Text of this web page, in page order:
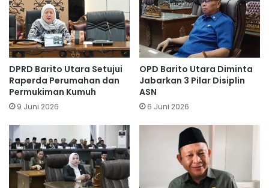
DPRD Barito Utara Setujui
Raperda Perumahan dan
Permukiman Kumuh
9 Juni 2026
OPD Barito Utara Diminta
Jabarkan 3 Pilar Disiplin
ASN
6 Juni 2026